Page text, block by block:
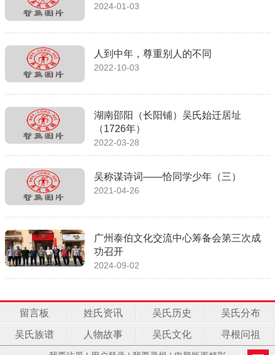
2024-01-03
人到中年，尊重别人的不同
2022-10-03
湖南邵阳（长阳铺）吴氏始迁居址
（1726年）
2022-03-28
吴称谋诗词——恰同学少年（三）
2021-04-26
广州泰伯文化交流中心筹备会第三次成
功召开
2024-09-02
留言板 姓氏资讯 吴氏历史 吴氏分布
吴氏族谱 人物故事 吴氏文化 寻根问祖